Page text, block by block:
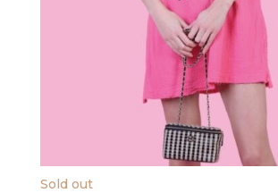
Sold out